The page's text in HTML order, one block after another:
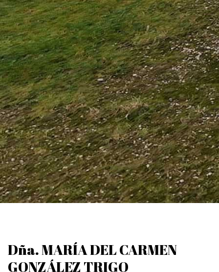
Dña. MARÍA DEL CARMEN
GONZÁLEZ TRIGO